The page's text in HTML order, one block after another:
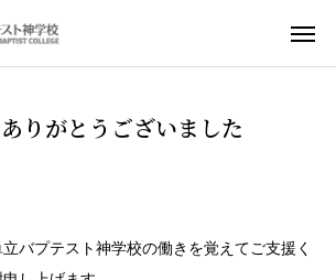
りがとうございました
バプテスト神学校の働きを覚えてご支援く